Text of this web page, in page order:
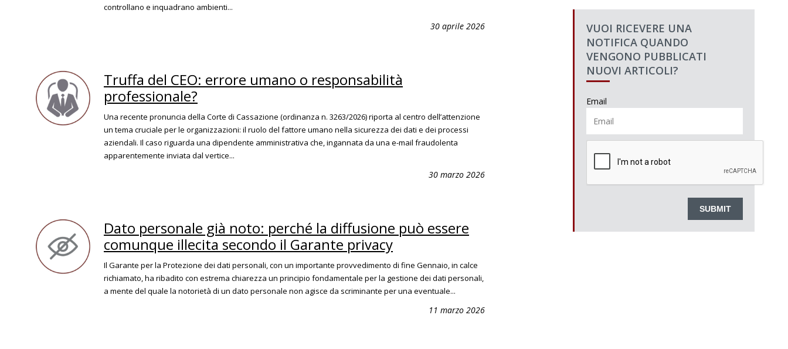
controllano e inquadrano ambienti...
30 aprile 2026
Truffa del CEO: errore umano o responsabilità
professionale?
Una recente pronuncia della Corte di Cassazione (ordinanza n. 3263/2026) riporta al centro dell’attenzione
un tema cruciale per le organizzazioni: il ruolo del fattore umano nella sicurezza dei dati e dei processi
aziendali. Il caso riguarda una dipendente amministrativa che, ingannata da una e-mail fraudolenta
apparentemente inviata dal vertice...
30 marzo 2026
Dato personale già noto: perché la diffusione può essere
comunque illecita secondo il Garante privacy
Il Garante per la Protezione dei dati personali, con un importante provvedimento di fine Gennaio, in calce
richiamato, ha ribadito con estrema chiarezza un principio fondamentale per la gestione dei dati personali,
a mente del quale la notorietà di un dato personale non agisce da scriminante per una eventuale...
11 marzo 2026
VUOI RICEVERE UNA
NOTIFICA QUANDO
VENGONO PUBBLICATI
NUOVI ARTICOLI?
Email